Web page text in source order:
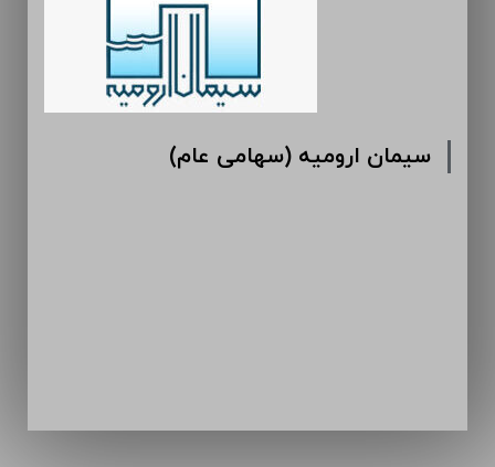
سیمان ارومیه (سهامی عام)